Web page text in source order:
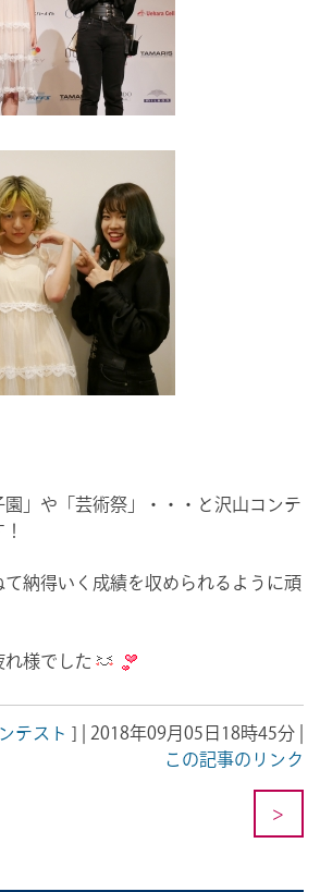
」や「芸術祭」・・・と沢山コンテ
て納得いく成績を収められるように頑
れ様でした
テスト ] | 2018年09月05日18時45分 |
この記事のリンク
>